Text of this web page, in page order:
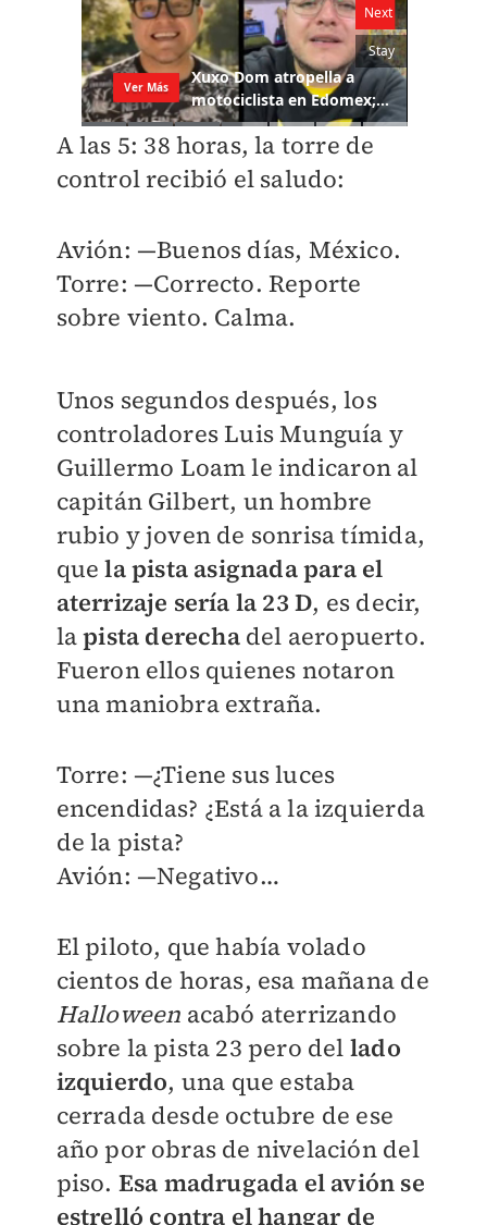
A las 5: 38 horas, la torre de
control recibió el saludo:
Avión: —Buenos días, México.
Torre: —Correcto. Reporte
sobre viento. Calma.
Unos segundos después, los
controladores Luis Munguía y
Guillermo Loam le indicaron al
capitán Gilbert, un hombre
rubio y joven de sonrisa tímida,
que la pista asignada para el
aterrizaje sería la 23 D, es decir,
lapista derechadel aeropuerto.
Fueron ellos quienes notaron
una maniobra extraña.
Torre: —¿Tiene sus luces
encendidas? ¿Está a la izquierda
de la pista?
Avión: —Negativo…
El piloto, que había volado
cientos de horas, esa mañana de
Halloween acabó aterrizando
sobre la pista 23 pero del lado
izquierdo, una que estaba
cerrada desde octubre de ese
año por obras de nivelación del
piso. Esa madrugada el avión se
estrelló contra el hangar de